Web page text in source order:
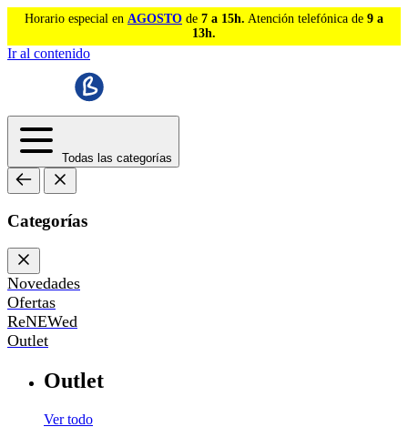
Horario especial en AGOSTO de 7 a 15h. Atención telefónica de 9 a
13h.
Ir al contenido
Todas las categorías
Categorías
Novedades
Ofertas
ReNEWed
Outlet
Outlet
Ver todo